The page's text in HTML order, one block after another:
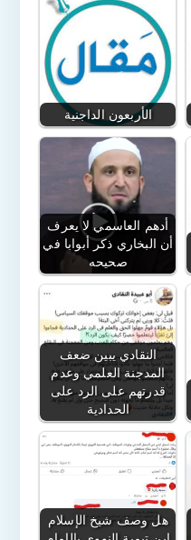
الأربعون الداجنية
أدهم العاسمي لا يعرف
أن البخاري ذكر أبوابا في
صحيحه
النقادي يبين ضعف
المدجنة العلمي وعدم
قدرتهم على الرد على
الحدادية
هل وصف شيخ الإسلام